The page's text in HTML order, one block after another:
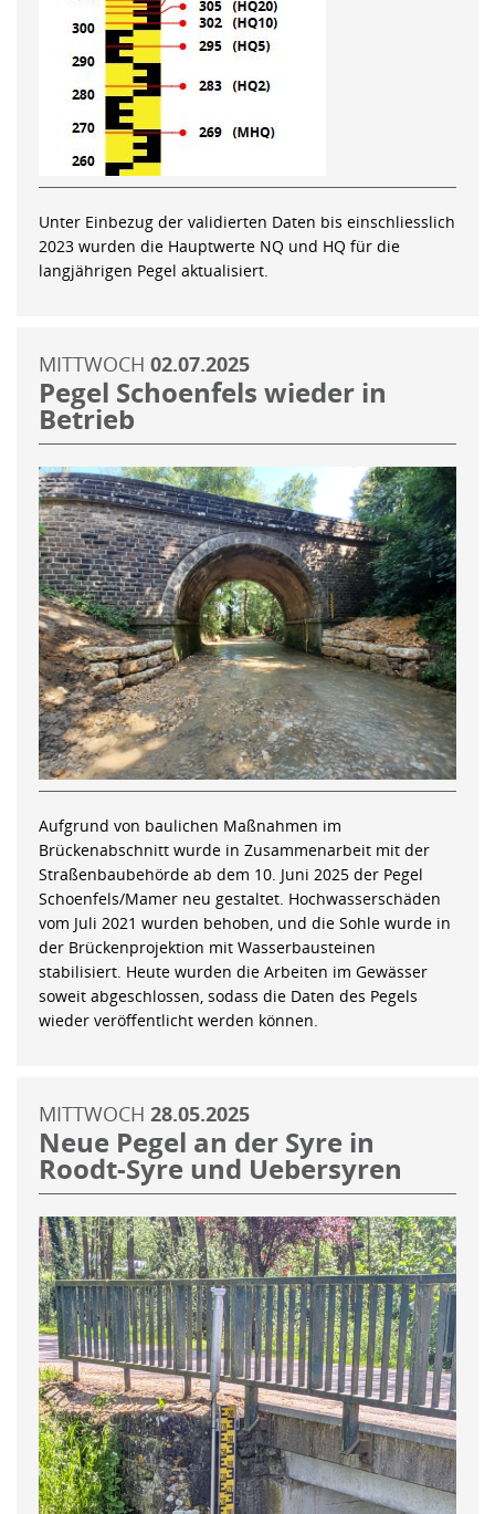
Unter Einbezug der validierten Daten bis einschliesslich
2023 wurden die Hauptwerte NQ und HQ für die
langjährigen Pegel aktualisiert.
MITTWOCH 02.07.2025
Pegel Schoenfels wieder in
Betrieb
Aufgrund von baulichen Maßnahmen im
Brückenabschnitt wurde in Zusammenarbeit mit der
Straßenbaubehörde ab dem 10. Juni 2025 der Pegel
Schoenfels/Mamer neu gestaltet. Hochwasserschäden
vom Juli 2021 wurden behoben, und die Sohle wurde in
der Brückenprojektion mit Wasserbausteinen
stabilisiert. Heute wurden die Arbeiten im Gewässer
soweit abgeschlossen, sodass die Daten des Pegels
wieder veröffentlicht werden können.
MITTWOCH 28.05.2025
Neue Pegel an der Syre in
Roodt-Syre und Uebersyren